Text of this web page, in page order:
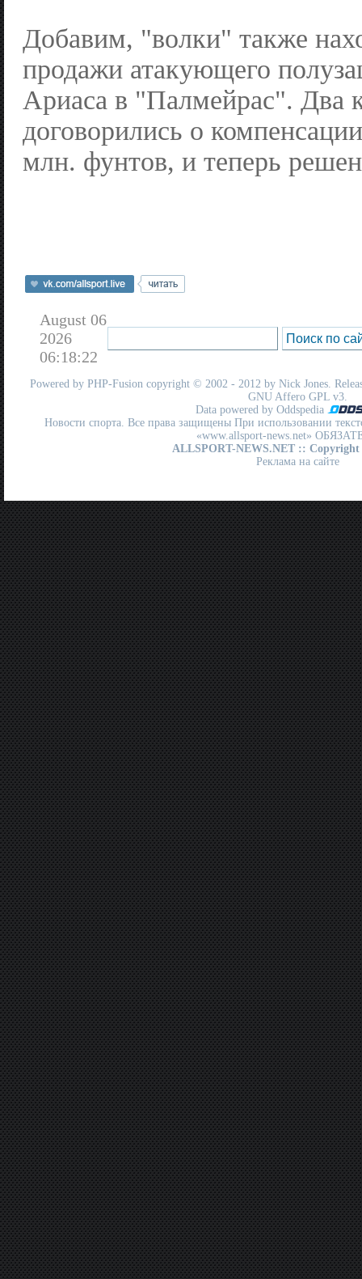
Добавим, "волки" также
продажи атакующего
Ариаса в "Палмейрас". Два
договорились о
млн. фунтов, и теперь
August 06
2026
06:18:22
Powered by PHP-Fusion copyright © 2002 - 2012 by Nick Jones.
GNU Affero GPL v3.
Data powered by Oddspedia
Новости спорта. Все права защищены При использовании
«www.allsport-news.net»
ALLSPORT-NEWS.NET :: Copyright
Реклама на сайте